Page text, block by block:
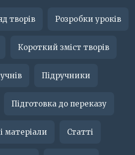
творів Розробки уроків
Короткий зміст творів
Підручники
Підготовка до переказу
матеріали Статті